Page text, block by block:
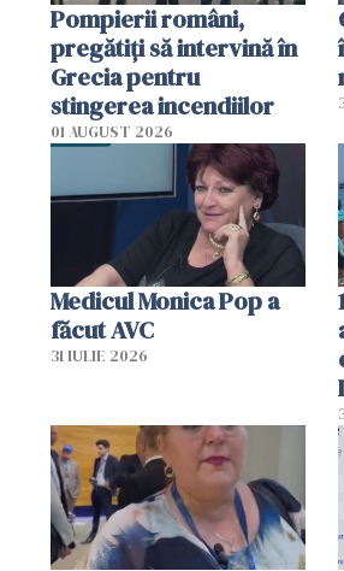
Pompierii români,
pregătiţi să intervină în
Grecia pentru
stingerea incendiilor
01 AUGUST 2026
Medicul Monica Pop a
făcut AVC
31 IULIE 2026